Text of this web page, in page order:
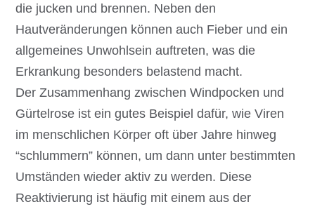
die jucken und brennen. Neben den
Hautveränderungen können auch Fieber und ein
allgemeines Unwohlsein auftreten, was die
Erkrankung besonders belastend macht.
Der Zusammenhang zwischen Windpocken und
Gürtelrose ist ein gutes Beispiel dafür, wie Viren
im menschlichen Körper oft über Jahre hinweg
“schlummern” können, um dann unter bestimmten
Umständen wieder aktiv zu werden. Diese
Reaktivierung ist häufig mit einem aus der